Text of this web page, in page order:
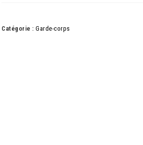
Catégorie :Garde-corps